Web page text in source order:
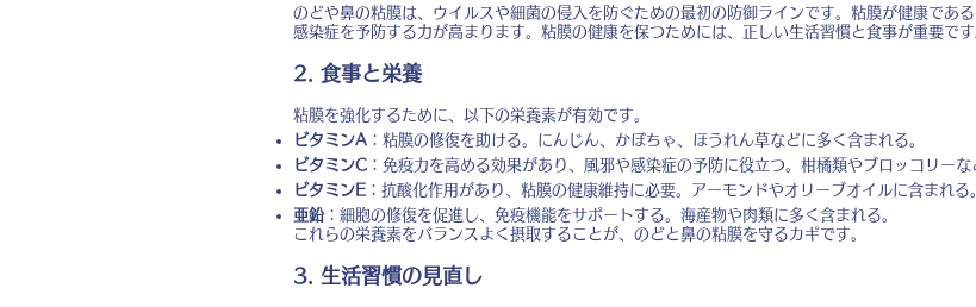
のどや鼻の粘膜は、ウイルスや細菌の侵入を防ぐための最初の防御ラインです。粘膜が健康であ
感染症を予防する力が高まります。粘膜の健康を保つためには、正しい生活習慣と食事が重要です
2. 食事と栄養
粘膜を強化するために、以下の栄養素が有効です。
ビタミンA ：粘膜の修復を助ける。にんじん、かぼちゃ、ほうれん草などに多く含まれる。
ビタミンC ：免疫力を高める効果があり、風邪や感染症の予防に役立つ。柑橘類やブロッコリーな
ビタミンE ：抗酸化作用があり、粘膜の健康維持に必要。アーモンドやオリーブオイルに含まれる
亜鉛：細胞の修復を促進し、免疫機能をサポートする。海産物や肉類に多く含まれる。
これらの栄養素をバランスよく摂取することが、のどと鼻の粘膜を守るカギです。
3. 生活習慣の見直し